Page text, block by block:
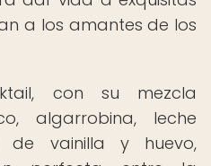
a los amantes de los
con su mezcla
algarrobina, leche
de vainilla y huevo,